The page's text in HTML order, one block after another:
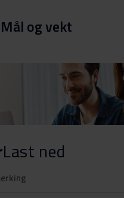
Mål og vekt
Last ned